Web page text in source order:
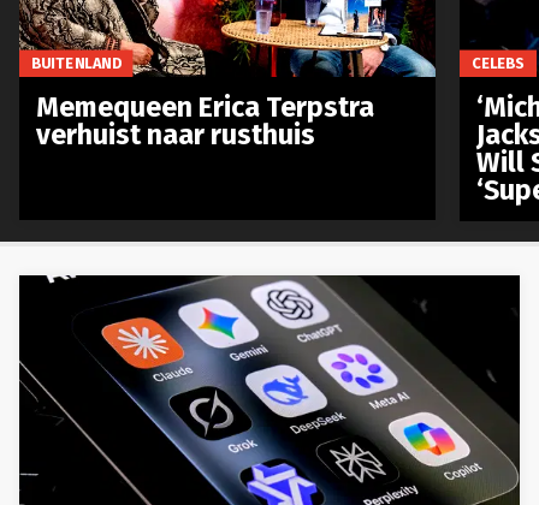
BUITENLAND
Memequeen Erica Terpstra
verhuist naar rusthuis
CELEBS
Will